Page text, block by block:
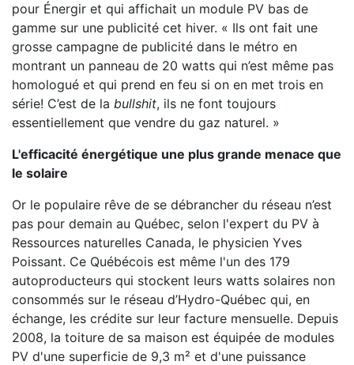
pour Énergir et qui affichait un module PV bas de
gamme sur une publicité cet hiver. « Ils ont fait une
grosse campagne de publicité dans le métro en
montrant un panneau de 20 watts qui n’est même pas
homologué et qui prend en feu si on en met trois en
série! C’est de la bullshit, ils ne font toujours
essentiellement que vendre du gaz naturel. »
L'efficacité énergétique une plus grande menace que
le solaire
Or le populaire rêve de se débrancher du réseau n’est
pas pour demain au Québec, selon l'expert du PV à
Ressources naturelles Canada, le physicien Yves
Poissant. Ce Québécois est même l'un des 179
autoproducteurs qui stockent leurs watts solaires non
consommés sur le réseau d’Hydro-Québec qui, en
échange, les crédite sur leur facture mensuelle. Depuis
2008, la toiture de sa maison est équipée de modules
PV d'une superficie de 9,3 m² et d'une puissance